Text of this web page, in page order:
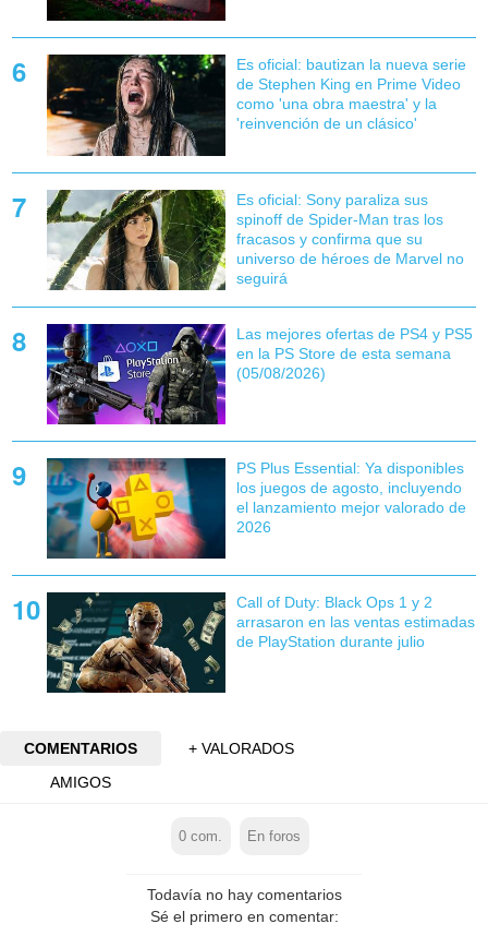
Es oficial: bautizan la nueva serie
de Stephen King en Prime Video
como 'una obra maestra' y la
'reinvención de un clásico'
Es oficial: Sony paraliza sus
spinoff de Spider-Man tras los
fracasos y confirma que su
universo de héroes de Marvel no
seguirá
Las mejores ofertas de PS4 y PS5
en la PS Store de esta semana
(05/08/2026)
PS Plus Essential: Ya disponibles
los juegos de agosto, incluyendo
el lanzamiento mejor valorado de
2026
Call of Duty: Black Ops 1 y 2
arrasaron en las ventas estimadas
de PlayStation durante julio
COMENTARIOS
+ VALORADOS
AMIGOS
0 com. En foros
Todavía no hay comentarios
Sé el primero en comentar: